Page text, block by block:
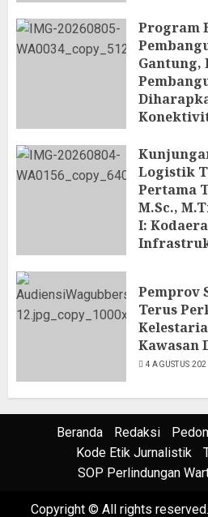
Program
Gantung,
Logistik
Pertama
M.Sc.,
I:
Pemprov
Terus
Kawasan
4 AGUSTUS
Beranda Redaksi
Kode Etik Jurnalistik
SOP Perlindungan
Copyright © All rights reserved.